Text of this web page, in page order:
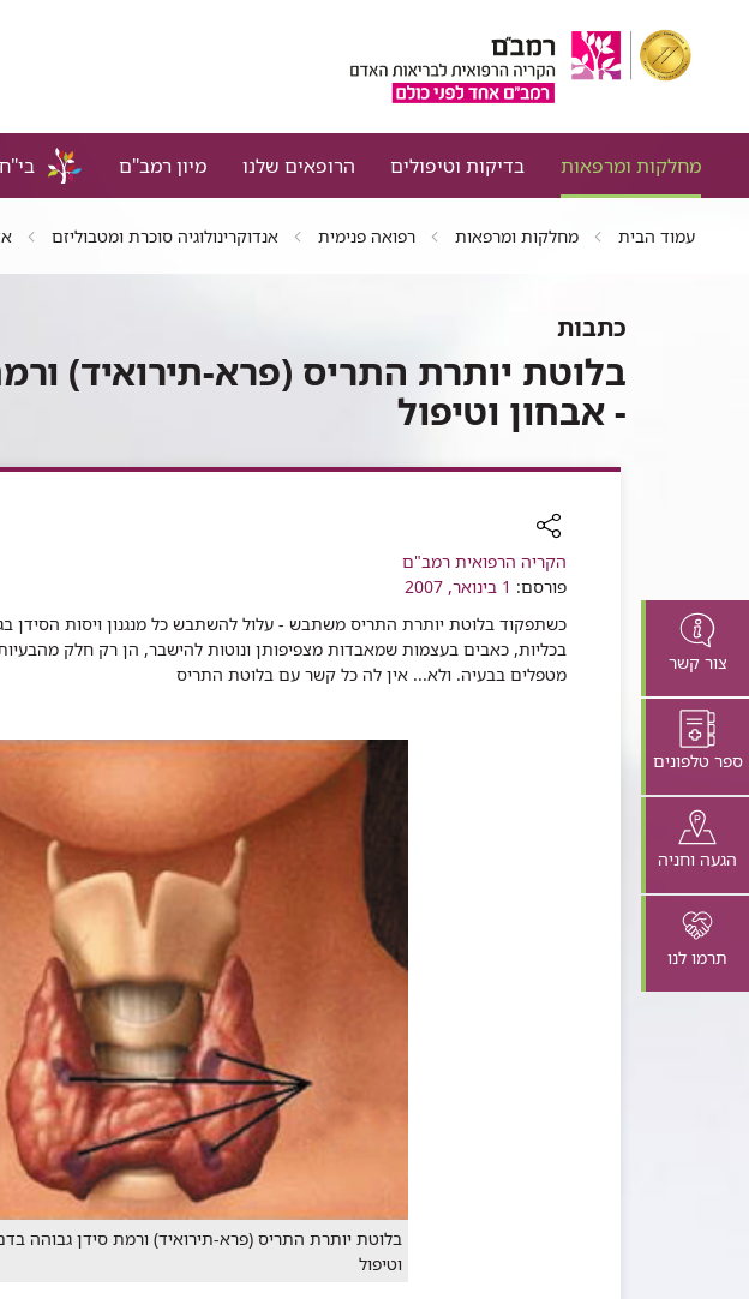
מחלקות ומרפאות בדיקות וטיפולים הרופאים שלנו מיון רמב"ם
צור קשר
ספר טלפונים
הגעה וחניה
תרמו לנו
עמוד הבית מחלקות ומרפאות רפואה פנימית אנדוקרינולוגיה סוכרת ומטבוליזם
כתבות
בלוטת יותרת התריס (פרא-תירואיד)
- אבחון וטיפול
רכיב
שיתוף
הקריה הרפואית רמב"ם
פורסם: 1 בינואר, 2007
כשתפקוד בלוטת יותרת התריס משתבש - עלול להשתבש כל מנגנון ויסות הסידן
בכליות, כאבים בעצמות שמאבדות מצפיפותן ונוטות להישבר, הן רק חלק
מטפלים בבעיה. ולא... אין לה כל קשר עם בלוטת התריס​
בלוטת יותרת התריס (פרא-תירואיד) ורמת סידן גבוהה
וטיפול